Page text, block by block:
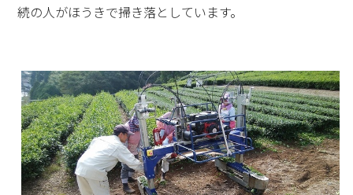
続の人がほうきで掃き落としています。